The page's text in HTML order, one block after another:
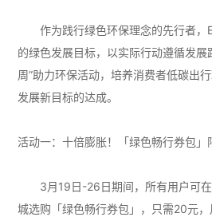
作为践行绿色环保理念的先行者，
的绿色发展目标，以实际行动遵循发展
周”助力环保活动，培养消费者低碳出
发展新目标的达成。
活动一：十倍膨胀！「绿色畅行券包」
3月19日-26日期间，所有用户可
城选购「绿色畅行券包」，只需20元